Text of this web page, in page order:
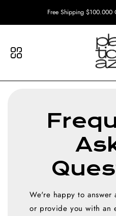
Free Shipping
Search
We're happy to answer
or provide you with an